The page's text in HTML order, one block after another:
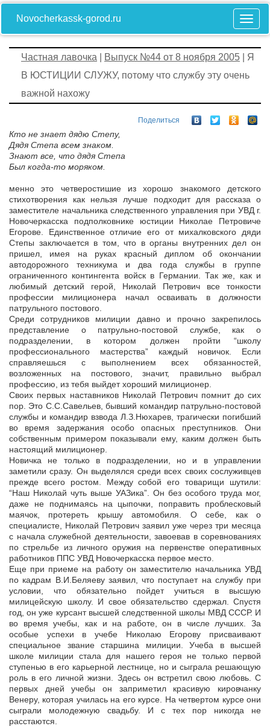
Novocherkassk-gorod.ru
Частная лавочка Выпуск №44 от 8 ноября 2005 | Я
В ЮСТИЦИИ СЛУЖУ, потому что службу эту очень
важной нахожу
Поделиться
Кто не знает дядю Степу,
Дядя Степа всем знаком.
Знают все, что дядя Степа
Был когда-то моряком.
менно это четверостишие из хорошо знакомого детского
стихотворения как нельзя лучше подходит для рассказа о
заместителе начальника следственного управления при УВД г.
Новочеркасска подполковнике юстиции Николае Петровиче
Егорове. Единственное отличие его от михалковского дяди
Степы заключается в том, что в органы внутренних дел он
пришел, имея на руках красный диплом об окончании
автодорожного техникума и два года службы в группе
ограниченного контингента войск в Германии. Так же, как и
любимый детский герой, Николай Петрович все тонкости
профессии милиционера начал осваивать в должности
патрульного постового.
Среди сотрудников милиции давно и прочно закрепилось
представление о патрульно-постовой службе, как о
подразделении, в котором должен пройти “школу
профессионального мастерства” каждый новичок. Если
справляешься с выполнением всех обязанностей,
возложенных на постового, значит, правильно выбрал
профессию, из тебя выйдет хороший милиционер.
Своих первых наставников Николай Петрович помнит до сих
пор. Это С.С.Савельев, бывший командир патрульно-постовой
службы и командир взвода Л.З.Нюхарев, трагически погибший
во время задержания особо опасных преступников. Они
собственным примером показывали ему, каким должен быть
настоящий милиционер.
Новичка не только в подразделении, но и в управлении
заметили сразу. Он выделялся среди всех своих сослуживцев
прежде всего ростом. Между собой его товарищи шутили:
“Наш Николай чуть выше УАЗика”. Он без особого труда мог,
даже не поднимаясь на цыпочки, поправить проблесковый
маячок, протереть крышу автомобиля. О себе, как о
специалисте, Николай Петрович заявил уже через три месяца
с начала служебной деятельности, завоевав в соревнованиях
по стрельбе из личного оружия на первенстве оперативных
работников ППС УВД Новочеркасска первое место.
Еще при приеме на работу он заместителю начальника УВД
по кадрам В.И.Беляеву заявил, что поступает на службу при
условии, что обязательно пойдет учиться в высшую
милицейскую школу. И свое обязательство сдержал. Спустя
год, он уже курсант высшей следственной школы МВД СССР. И
во время учебы, как и на работе, он в числе лучших. За
особые успехи в учебе Николаю Егорову присваивают
специальное звание старшина милиции. Учеба в высшей
школе милиции стала для нашего героя не только первой
ступенью в его карьерной лестнице, но и сыграла решающую
роль в его личной жизни. Здесь он встретил свою любовь. С
первых дней учебы он заприметил красивую кировчанку
Венеру, которая училась на его курсе. На четвертом курсе они
сыграли молодежную свадьбу. И с тех пор никогда не
расстаются.